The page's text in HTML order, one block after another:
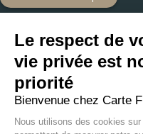
Liens utiles
Mentions légales
Conditions générales
Politique de protection des
Le respect de
vie privée est
priorité
Bienvenue chez Carte
Nous utilisons des cookies